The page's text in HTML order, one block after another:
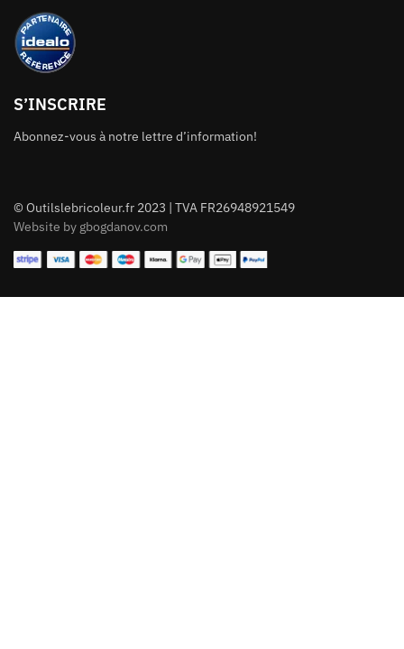
S’INSCRIRE
Abonnez-vous à notre lettre d’information!
© Outilslebricoleur.fr 2023 | TVA FR26948921549
Website by gbogdanov.com